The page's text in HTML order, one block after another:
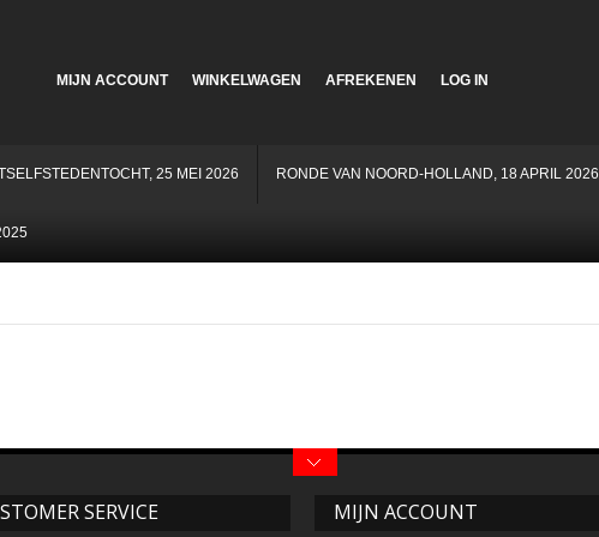
MIJN ACCOUNT WINKELWAGEN AFREKENEN LOG IN
25 MEI 2026 RONDE VAN NOORD-HOLLAND, 18 APRIL 2026
SERVICE MIJN ACCOUNT